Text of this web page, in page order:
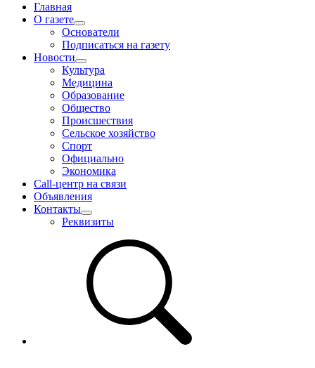
Главная
О газете
Основатели
Подписаться на газету
Новости
Культура
Медицина
Образование
Общество
Происшествия
Сельское хозяйство
Спорт
Официально
Экономика
Call-центр на связи
Объявления
Контакты
Реквизиты